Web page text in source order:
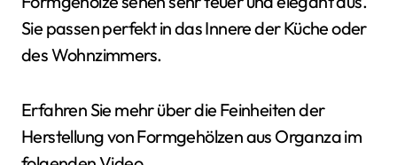
Sie passen perfekt in das Innere der Küche oder
des Wohnzimmers.
Erfahren Sie mehr über die Feinheiten der
Herstellung von Formgehölzen aus Organza im